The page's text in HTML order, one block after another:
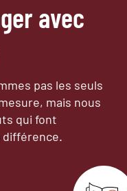
avec
pas les seuls
mais nous
qui font